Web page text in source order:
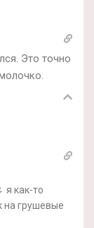
Это точно
я как-то
на грушевые